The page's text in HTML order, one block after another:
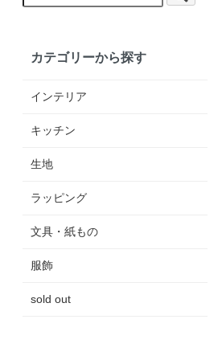
カテゴリーから探す
インテリア
キッチン
生地
ラッピング
文具・紙もの
服飾
sold out